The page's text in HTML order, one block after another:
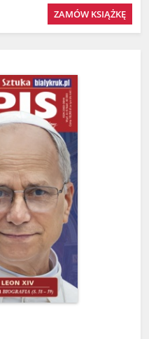
ZAMÓW KSIĄŻKĘ